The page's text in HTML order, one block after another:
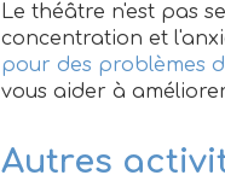
Le théâtre n'est pas
concentration et
pour des problèmes
vous aider à
Autres